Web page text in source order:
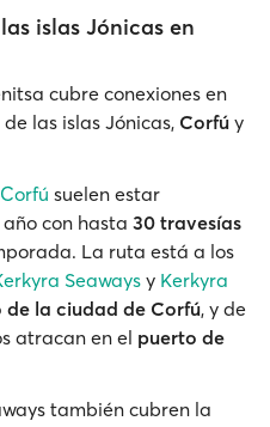
islas Jónicas en
cubre conexiones en
las islas Jónicas, Corfú y
suelen estar
con hasta 30 travesías
La ruta está a los
Seaways y Kerkyra
de la ciudad de Corfú, y de
atracan en el puerto de
también cubren la